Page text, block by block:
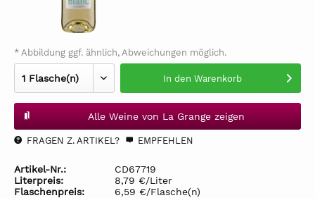
* Abbildung ggf. ähnlich, Abweichungen möglich.
In den Warenkorb
Alle Weine von La Grange zeigen
FRAGEN Z. ARTIKEL? EMPFEHLEN
Artikel-Nr.:
CD67719
Literpreis:
8,79 €/Liter
Flaschenpreis:
6,59 €/Flasche(n)